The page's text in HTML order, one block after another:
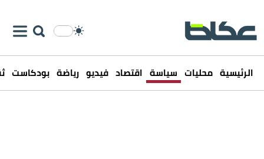
الرئيسية محليات سياسة اقتصاد فيديو رياضة بودكاست